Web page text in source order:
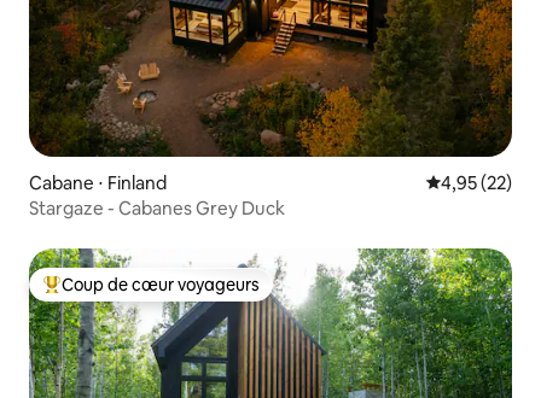
Cabane ⋅ Finland Évaluation
4,95 (22)
Stargaze - Cabanes Grey Duck
Coups de cœur voyageurs les plus appréciés
Coup de cœur voyageurs